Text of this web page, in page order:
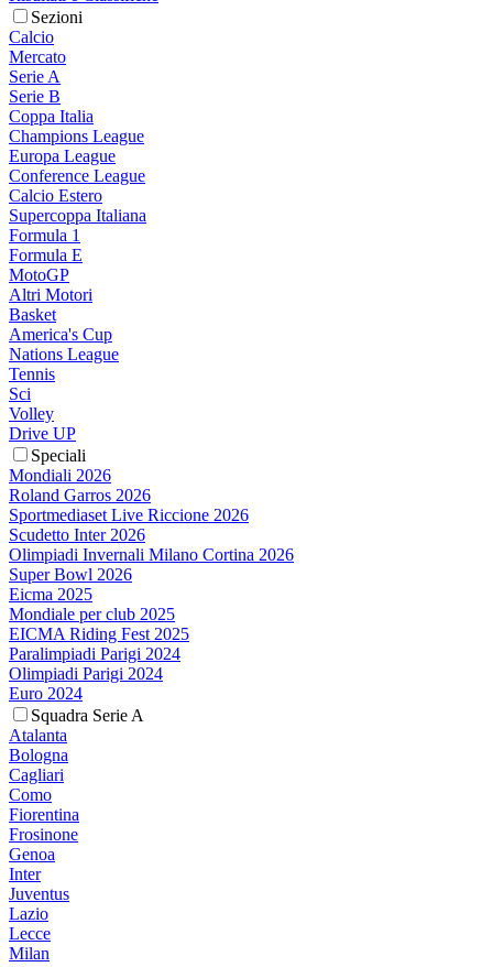
Sezioni
Calcio
Mercato
Serie A
Serie B
Coppa Italia
Champions League
Europa League
Conference League
Calcio Estero
Supercoppa Italiana
Formula 1
Formula E
MotoGP
Altri Motori
Basket
America's Cup
Nations League
Tennis
Sci
Volley
Drive UP
Speciali
Mondiali 2026
Roland Garros 2026
Sportmediaset Live Riccione 2026
Scudetto Inter 2026
Olimpiadi Invernali Milano Cortina 2026
Super Bowl 2026
Eicma 2025
Mondiale per club 2025
EICMA Riding Fest 2025
Paralimpiadi Parigi 2024
Olimpiadi Parigi 2024
Euro 2024
Squadra Serie A
Atalanta
Bologna
Cagliari
Como
Fiorentina
Frosinone
Genoa
Inter
Juventus
Lazio
Lecce
Milan